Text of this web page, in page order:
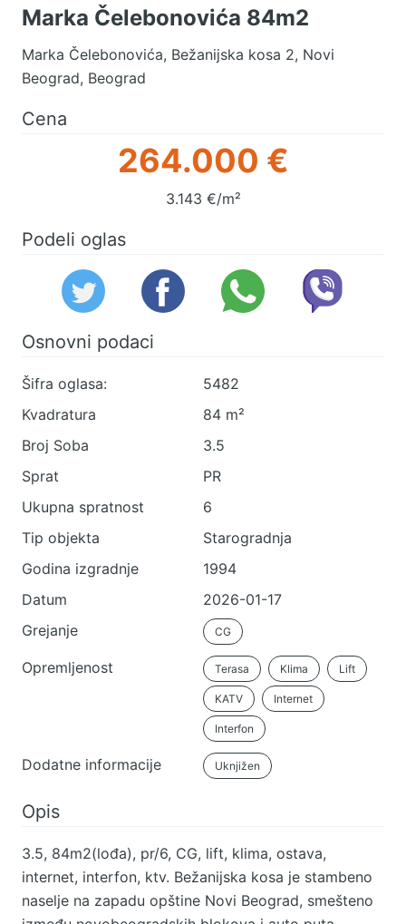
Marka Čelebonovića 84m2
Marka Čelebonovića, Bežanijska kosa 2, Novi
Beograd, Beograd
Cena
264.000 €
3.143 €/m²
Podeli oglas
Osnovni podaci
Šifra oglasa:
5482
Kvadratura
84 m²
Broj Soba
3.5
Sprat
PR
Ukupna spratnost
6
Tip objekta
Starogradnja
Godina izgradnje
1994
Datum
2026-01-17
Grejanje
CG
Opremljenost Terasa Klima Lift
KATV Internet
Interfon
Dodatne informacije Uknjižen
Opis
3.5, 84m2(lođa), pr/6, CG, lift, klima, ostava,
internet, interfon, ktv. Bežanijska kosa je stambeno
naselje na zapadu opštine Novi Beograd, smešteno